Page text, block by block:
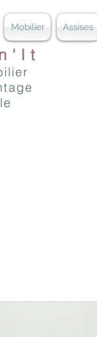
Mobilier Assises